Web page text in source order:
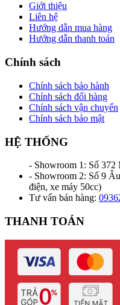
Giới thiệu
Liên hệ
Hướng dẫn mua hàng
Hướng dẫn thanh toán
Chính sách
Chính sách bảo hành
Chính sách đổi hàng
Chính sách vận chuyển
Chính sách bảo mật
HỆ THỐNG
- Showroom 1: Số
- Showroom 2: Số 9
điện, xe máy 50cc)
Tư vấn bán hàng:
THANH TOÁN